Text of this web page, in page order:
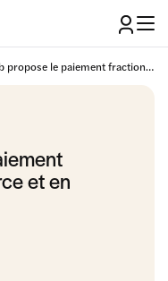
JouéClub propose le paiement fractionné en e-commerce et en magasin
et en